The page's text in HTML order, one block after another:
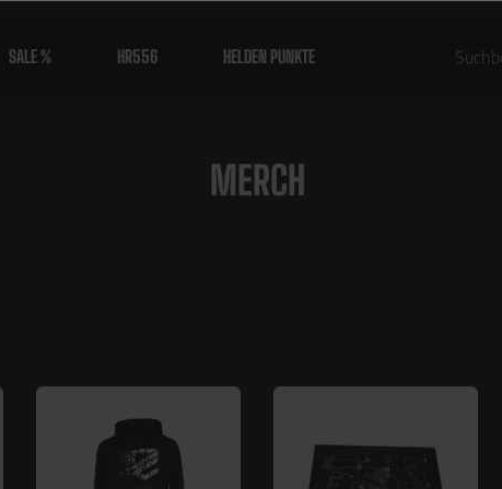
SALE % HR556 HELDEN PUNKTE
MERCH